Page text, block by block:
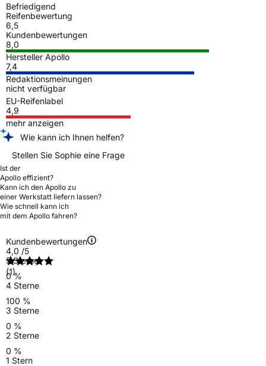
Befriedigend
Reifenbewertung
6,5
Kundenbewertungen
8,0
Hersteller Apollo
7,4
Redaktionsmeinungen
nicht verfügbar
EU-Reifenlabel
4,9
mehr anzeigen
Wie kann ich Ihnen helfen?
Stellen Sie Sophie eine Frage
Ist der
Apollo effizient?
Kann ich den Apollo zu
einer Werkstatt liefern lassen?
Wie schnell kann ich
mit dem Apollo fahren?
Kundenbewertungen
4,0 /5
(1)
5 Sterne
0 %
4 Sterne
100 %
3 Sterne
0 %
2 Sterne
0 %
1 Stern